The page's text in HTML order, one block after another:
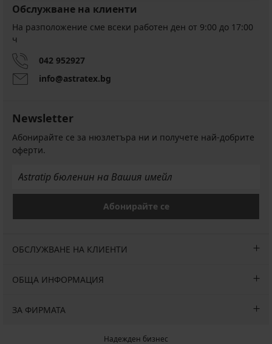
Обслужване на клиенти
На разположение сме всеки работен ден от 9:00 до 17:00
ч
042 952927
info@astratex.bg
Newsletter
Абонирайте се за нюзлетъра ни и получете най-добрите
оферти.
Абонирайте се
ОБСЛУЖВАНЕ НА КЛИЕНТИ
ОБЩА ИНФОРМАЦИЯ
ЗА ФИРМАТА
Надежден бизнес